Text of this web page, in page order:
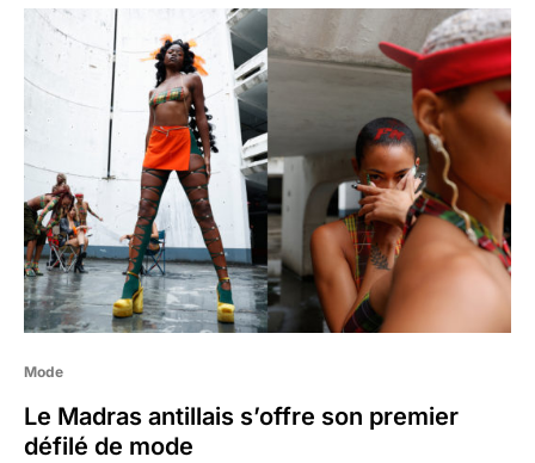
Mode
Le Madras antillais s’offre son premier
défilé de mode